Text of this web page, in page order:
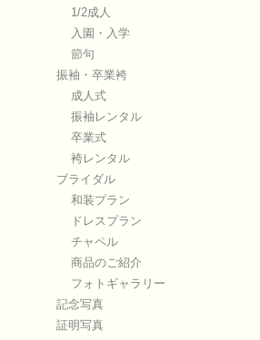
1/2成人
入園・入学
節句
振袖・卒業袴
成人式
振袖レンタル
卒業式
袴レンタル
ブライダル
和装プラン
ドレスプラン
チャペル
商品のご紹介
フォトギャラリー
記念写真
証明写真